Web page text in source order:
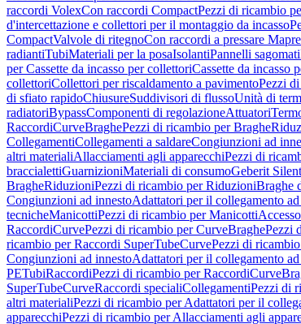
raccordi VolexCon raccordi CompactPezzi di ricambio
d'intercettazione e collettori per il montaggio da incasso
CompactValvole di ritegnoCon raccordi a pressare
radiantiTubiMateriali per la posaIsolantiPannelli sagomati
per Cassette da incasso per collettoriCassette da incasso
collettoriCollettori per riscaldamento a pavimentoPezzi
di sfiato rapidoChiusureSuddivisori di flussoUnità di
radiatoriBypassComponenti di regolazioneAttuatori
RaccordiCurveBraghePezzi di ricambio per Braghe
CollegamentiCollegamenti a saldareCongiunzioni ad
altri materialiAllacciamenti agli apparecchiPezzi di
braccialettiGuarnizioniMateriali di consumoGeberit
BragheRiduzioniPezzi di ricambio per RiduzioniBraghe
Congiunzioni ad innestoAdattatori per il collegamento
tecnicheManicottiPezzi di ricambio per Manicotti
RaccordiCurvePezzi di ricambio per CurveBraghePezzi
ricambio per Raccordi SuperTubeCurvePezzi di
Congiunzioni ad innestoAdattatori per il collegamento
PETubiRaccordiPezzi di ricambio per RaccordiCurve
SuperTubeCurveRaccordi specialiCollegamentiPezzi di
altri materialiPezzi di ricambio per Adattatori per il
apparecchiPezzi di ricambio per Allacciamenti agli